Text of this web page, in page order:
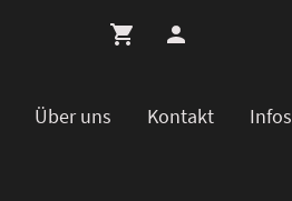
Über uns Kontakt Infos